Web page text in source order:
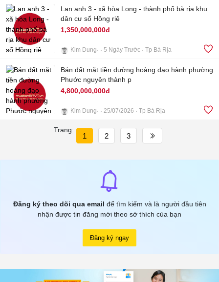
3
Lan anh 3 - xã hòa Long - thành phố bà rịa khu
dân cư sổ Hồng riê
1,350,000,000đ
Kim Dung 5 Ngày Trước Tp Bà Rịa
Bán đất mặt tiền đường hoàng đạo hành phường
Phước nguyên thành p
4,800,000,000đ
Kim Dung 25/07/2026 Tp Bà Rịa
Trang:
1 2 3
Đăng ký theo dõi qua email để tìm kiếm và là người đầu tiên
nhận được tin đăng mới theo sở thích của bạn
Đăng ký ngay